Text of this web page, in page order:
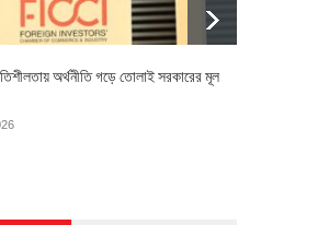
অর্থনীতি গড়ে তোলাই সরকারের মূল